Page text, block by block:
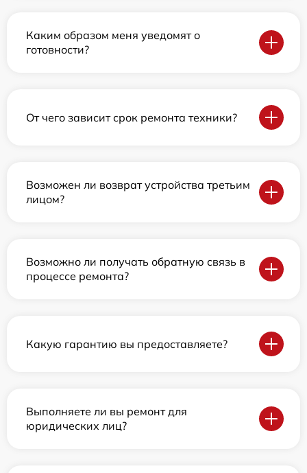
Каким образом меня уведомят о
готовности?
От чего зависит срок ремонта техники?
Возможен ли возврат устройства третьим
лицом?
Возможно ли получать обратную связь в
процессе ремонта?
Какую гарантию вы предоставляете?
Выполняете ли вы ремонт для
юридических лиц?